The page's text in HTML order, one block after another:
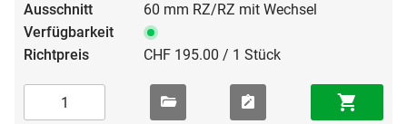
60 mm RZ/RZ mit Wechsel
CHF 195.00 / 1 Stück